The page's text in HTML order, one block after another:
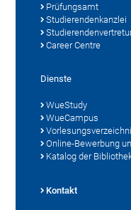
Prüfungsamt
Studierendenkanzlei
Career Centre
Dienste
WueStudy
WueCampus
Online-Bewerbung
Katalog der
Kontakt